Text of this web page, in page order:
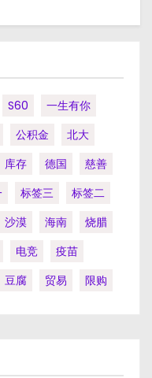
S60
一生有你
公积金
北大
库存 德国
慈善
标签三
标签二
沙漠 海南
烧腊
电竞
疫苗
豆腐 贸易 限购